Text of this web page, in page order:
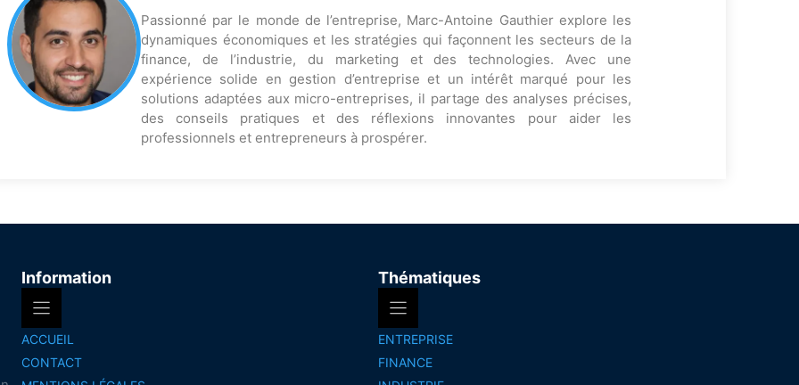
Passionné par le monde de l’entreprise, Marc-Antoine Gauthier explore les
dynamiques économiques et les stratégies qui façonnent les secteurs de la
finance, de l’industrie, du marketing et des technologies. Avec une
expérience solide en gestion d’entreprise et un intérêt marqué pour les
solutions adaptées aux micro-entreprises, il partage des analyses précises,
des conseils pratiques et des réflexions innovantes pour aider les
professionnels et entrepreneurs à prospérer.
Information
ACCUEIL
CONTACT
Thématiques
ENTREPRISE
FINANCE